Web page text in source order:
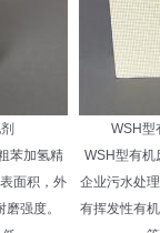
苯加氢精
面积，外
强度。
WSH型
WSH型有机
企业污水处
有挥发性有